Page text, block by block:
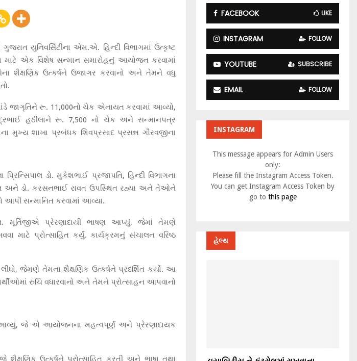
યુનિવર્સિટીના એમ.એ. હિન્દી વિભાગમાં ઉત્કૃષ્ટ
માટે એક વિશેષ સન્માન સમારોહનું આયોજન કરવામાં
શૈક્ષણિક ઉત્કર્ષને ઉજાગર કરવાનો અને તેમને વધુ
જાગૃતિને રૂ. 11,000નો ચેક એનાયત કરવામાં આવ્યો,
હઠીલાને રૂ. 7,500 નો ચેક અને સન્માનપત્ર
શાખા પ્રબંધક શિવપ્રસાદ પ્રસન્ન ગૌરવજીના
ડો. મુકેશભાઈ પ્રજાપતિ, હિન્દી વિભાગના
અને ડો. કરસનભાઈ રાવત ઉપસ્થિત રહ્યા અને તેઓને
આપી સન્માનિત કરવામાં આવ્યા.
મૂર્તિજીએ પ્રેરણાદાયી ભાષણ આપ્યું, જેમાં તેમણે
માટે પ્રોત્સાહિત કર્યું. કાર્યક્રમનું સંચાલન વરિષ્ઠ
જેમણે તેમના શૈક્ષણિક ઉત્કર્ષને પ્રદર્શિત કર્યો. આ
રુચિ વધારવાનો અને તેમને પ્રોત્સાહન આપવાનો
આવ્યું, જે એ આયોજનના મહત્વપૂર્ણ અને પ્રેરણાદાયક
ઉત્કર્ષને પ્રોત્સાહિત કરતી અને ભાષા તથા
:
C
H
FACEBOOK LIKE
INSTAGRAM FOLLOW
YOUTUBE SUBSCRIBE
EMAIL FOLLOW
INSTAGRAM
This message appears for Admin Users
only:
Please fill the Instagram Access Token.
You can get Instagram Access Token by
go to this page
હેલ્થ